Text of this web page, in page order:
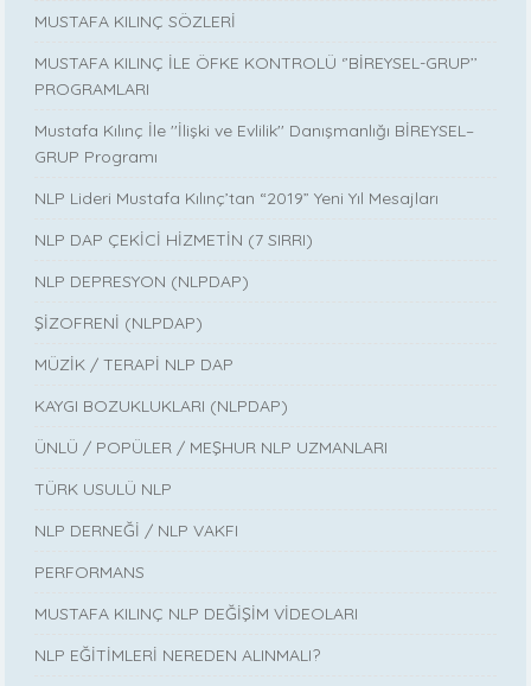
MUSTAFA KILINÇ SÖZLERİ
MUSTAFA KILINÇ İLE ÖFKE KONTROLÜ ‘’BİREYSEL-GRUP’’
PROGRAMLARI
Mustafa Kılınç İle ''İlişki ve Evlilik'' Danışmanlığı BİREYSEL–
GRUP Programı
NLP Lideri Mustafa Kılınç’tan “2019” Yeni Yıl Mesajları
NLP DAP ÇEKİCİ HİZMETİN (7 SIRRI)
NLP DEPRESYON (NLPDAP)
ŞİZOFRENİ (NLPDAP)
MÜZİK / TERAPİ NLP DAP
KAYGI BOZUKLUKLARI (NLPDAP)
ÜNLÜ / POPÜLER / MEŞHUR NLP UZMANLARI
TÜRK USULÜ NLP
NLP DERNEĞİ / NLP VAKFI
PERFORMANS
MUSTAFA KILINÇ NLP DEĞİŞİM VİDEOLARI
NLP EĞİTİMLERİ NEREDEN ALINMALI?